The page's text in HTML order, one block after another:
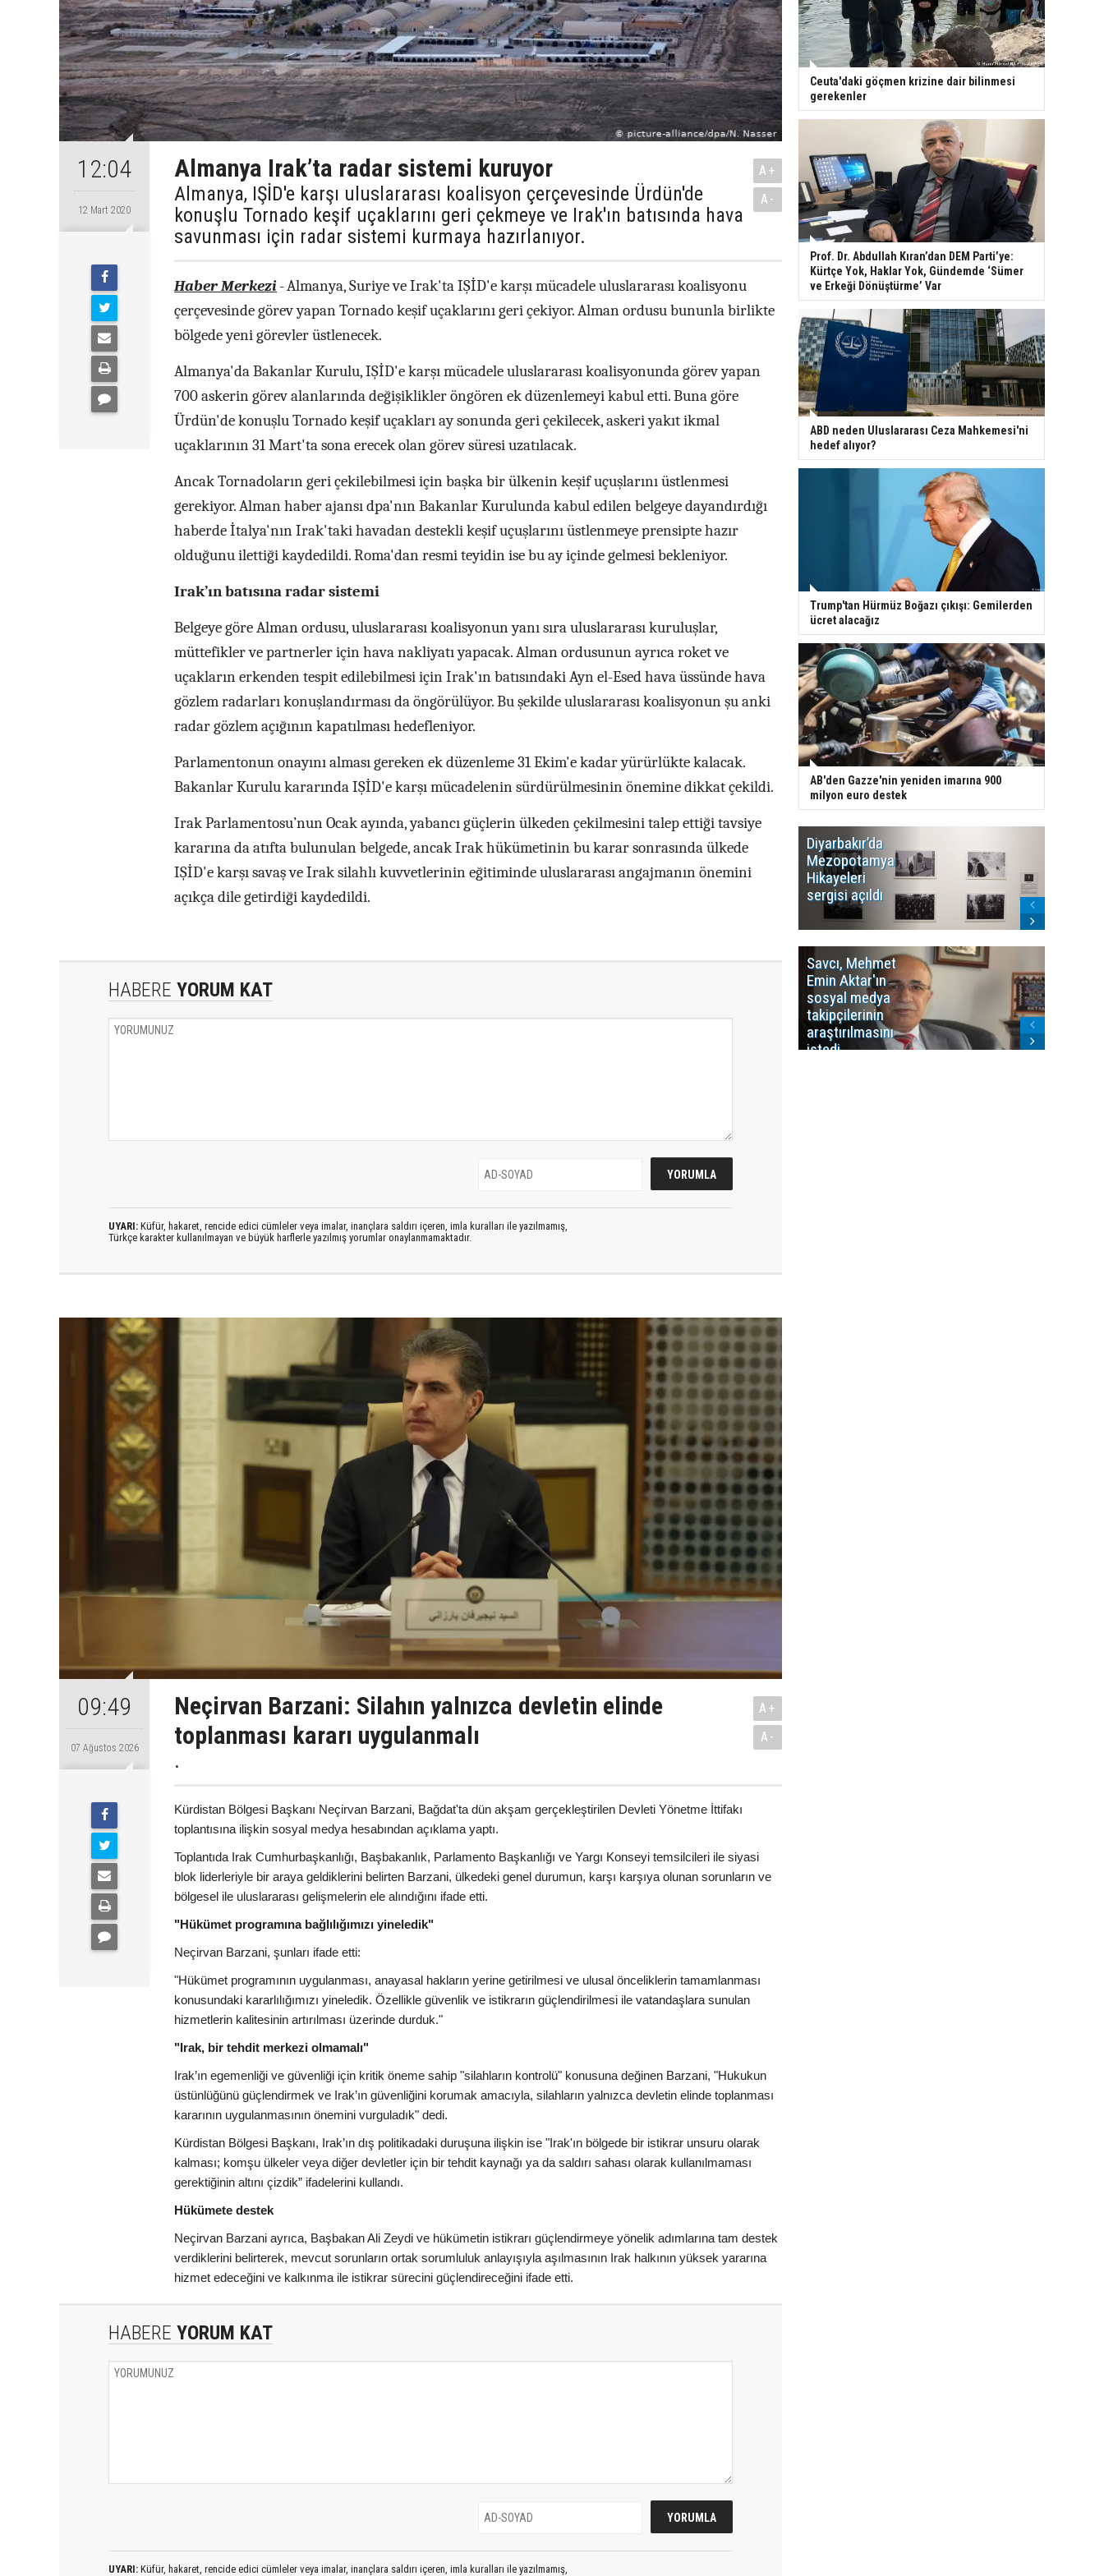
12:04
12 Mart 2020
Almanya Irak’ta radar sistemi kuruyor
Almanya, IŞİD'e karşı uluslararası koalisyon çerçevesinde Ürdün'de
konuşlu Tornado keşif uçaklarını geri çekmeye ve Irak'ın batısında hava
savunması için radar sistemi kurmaya hazırlanıyor.
A+
A-
Haber Merkezi-Almanya, Suriye ve Irak'ta IŞİD'e karşı mücadele uluslararası koalisyonu
çerçevesinde görev yapan Tornado keşif uçaklarını geri çekiyor. Alman ordusu bununla birlikte
bölgede yeni görevler üstlenecek.
Almanya'da Bakanlar Kurulu, IŞİD'e karşı mücadele uluslararası koalisyonunda görev yapan
700 askerin görev alanlarında değişiklikler öngören ek düzenlemeyi kabul etti. Buna göre
Ürdün'de konuşlu Tornado keşif uçakları ay sonunda geri çekilecek, askeri yakıt ikmal
uçaklarının 31 Mart'ta sona erecek olan görev süresi uzatılacak.
Ancak Tornadoların geri çekilebilmesi için başka bir ülkenin keşif uçuşlarını üstlenmesi
gerekiyor. Alman haber ajansı dpa'nın Bakanlar Kurulunda kabul edilen belgeye dayandırdığı
haberde İtalya'nın Irak'taki havadan destekli keşif uçuşlarını üstlenmeye prensipte hazır
olduğunu ilettiği kaydedildi. Roma'dan resmi teyidin ise bu ay içinde gelmesi bekleniyor.
Irak’ın batısına radar sistemi
Belgeye göre Alman ordusu, uluslararası koalisyonun yanı sıra uluslararası kuruluşlar,
müttefikler ve partnerler için hava nakliyatı yapacak. Alman ordusunun ayrıca roket ve
uçakların erkenden tespit edilebilmesi için Irak'ın batısındaki Ayn el-Esed hava üssünde hava
gözlem radarları konuşlandırması da öngörülüyor. Bu şekilde uluslararası koalisyonun şu anki
radar gözlem açığının kapatılması hedefleniyor.
Parlamentonun onayını alması gereken ek düzenleme 31 Ekim'e kadar yürürlükte kalacak.
Bakanlar Kurulu kararında IŞİD'e karşı mücadelenin sürdürülmesinin önemine dikkat çekildi.
Irak Parlamentosu’nun Ocak ayında, yabancı güçlerin ülkeden çekilmesini talep ettiği tavsiye
kararına da atıfta bulunulan belgede, ancak Irak hükümetinin bu karar sonrasında ülkede
IŞİD'e karşı savaş ve Irak silahlı kuvvetlerinin eğitiminde uluslararası angajmanın önemini
açıkça dile getirdiği kaydedildi.
HABERE YORUM KAT
UYARI: Küfür, hakaret, rencide edici cümleler veya imalar, inançlara saldırı içeren, imla kuralları ile yazılmamış,
Türkçe karakter kullanılmayan ve büyük harflerle yazılmış yorumlar onaylanmamaktadır.
09:49
07 Ağustos 2026
Neçirvan Barzani: Silahın yalnızca devletin elinde
toplanması kararı uygulanmalı
.
A+
A-
Kürdistan Bölgesi Başkanı Neçirvan Barzani, Bağdat'ta dün akşam gerçekleştirilen Devleti Yönetme İttifakı
toplantısına ilişkin sosyal medya hesabından açıklama yaptı.
Toplantıda Irak Cumhurbaşkanlığı, Başbakanlık, Parlamento Başkanlığı ve Yargı Konseyi temsilcileri ile siyasi
blok liderleriyle bir araya geldiklerini belirten Barzani, ülkedeki genel durumun, karşı karşıya olunan sorunların ve
bölgesel ile uluslararası gelişmelerin ele alındığını ifade etti.
"Hükümet programına bağlılığımızı yineledik"
Neçirvan Barzani, şunları ifade etti:
"Hükümet programının uygulanması, anayasal hakların yerine getirilmesi ve ulusal önceliklerin tamamlanması
konusundaki kararlılığımızı yineledik. Özellikle güvenlik ve istikrarın güçlendirilmesi ile vatandaşlara sunulan
hizmetlerin kalitesinin artırılması üzerinde durduk."
"Irak, bir tehdit merkezi olmamalı"
Irak’ın egemenliği ve güvenliği için kritik öneme sahip "silahların kontrolü" konusuna değinen Barzani, "Hukukun
üstünlüğünü güçlendirmek ve Irak’ın güvenliğini korumak amacıyla, silahların yalnızca devletin elinde toplanması
kararının uygulanmasının önemini vurguladık" dedi.
Kürdistan Bölgesi Başkanı, Irak’ın dış politikadaki duruşuna ilişkin ise "Irak'ın bölgede bir istikrar unsuru olarak
kalması; komşu ülkeler veya diğer devletler için bir tehdit kaynağı ya da saldırı sahası olarak kullanılmaması
gerektiğinin altını çizdik” ifadelerini kullandı.
Hükümete destek
Neçirvan Barzani ayrıca, Başbakan Ali Zeydi ve hükümetin istikrarı güçlendirmeye yönelik adımlarına tam destek
verdiklerini belirterek, mevcut sorunların ortak sorumluluk anlayışıyla aşılmasının Irak halkının yüksek yararına
hizmet edeceğini ve kalkınma ile istikrar sürecini güçlendireceğini ifade etti.
HABERE YORUM KAT
UYARI: Küfür, hakaret, rencide edici cümleler veya imalar, inançlara saldırı içeren, imla kuralları ile yazılmamış,
Ceuta'daki göçmen krizine dair bilinmesi
gerekenler
Prof. Dr. Abdullah Kıran’dan DEM Parti’ye:
Kürtçe Yok, Haklar Yok, Gündemde ‘Sümer
ve Erkeği Dönüştürme’ Var
ABD neden Uluslararası Ceza Mahkemesi'ni
hedef alıyor?
Trump'tan Hürmüz Boğazı çıkışı: Gemilerden
ücret alacağız
AB'den Gazze'nin yeniden imarına 900
milyon euro destek
Diyarbakır’da
Mezopotamya
Hikayeleri
sergisi açıldı
Savcı, Mehmet
Emin Aktar'ın
sosyal medya
takipçilerinin
araştırılmasını
istedi